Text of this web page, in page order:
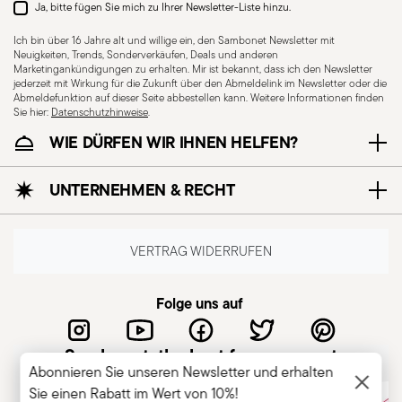
Für Spülmaschine
geeignet
CUTLERY - Besteck muss mit Sorgfalt verwendet
Sachgemäße Verwendung: Jedes Besteckteil ist
Verwenden Sie Besteck nicht für unsachgemäße
Zwecke. Unversehrtheit: Überprüfen Sie das
Besteck auf Mängel wie lose Griffe, Risse oder
andere Brüche. Beschädigtes Besteck kann beim
Gebrauch gefährlich sein, insbesondere wenn es
Ja, bitte fügen Sie mich zu Ihrer Newsletter-Liste hinzu.
Ich bin über 16 Jahre alt und willige ein, den Sambonet Newsletter mit
Neuigkeiten, Trends, Sonderverkäufen, Deals und anderen
Marketingankündigungen zu erhalten. Mir ist bekannt, dass ich den Newsletter
jederzeit mit Wirkung für die Zukunft über den Abmeldelink im Newsletter oder die
Abmeldefunktion auf dieser Seite abbestellen kann. Weitere Informationen finden
Sie hier: Datenschutzhinweise.
WIE DÜRFEN WIR IHNEN HELFEN?
UNTERNEHMEN & RECHT
VERTRAG WIDERRUFEN
Folge uns auf
Sambonet, the best for you guest
Abonnieren Sie unseren Newsletter und erhalten
Sie einen Rabatt im Wert von 10%!